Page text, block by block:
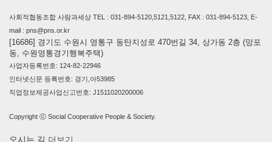
사회적협동조합 사람과세상 TEL : 031-894-5120,5121,5122, FAX : 031-894-5123, E-
mail : pns@pns.or.kr
[16686] 경기도 수원시 영통구 동탄지성로 470번길 34, 상가동 2층 (망포
동, 수원영통경기행복주택)
사업자등록번호: 124-82-22946
인터넷신문 등록번호: 경기,아53985
직업정보제공사업신고번호: J1511020200006
Copyright ⓒ Social Cooperative People & Society.
오시는 길 더보기